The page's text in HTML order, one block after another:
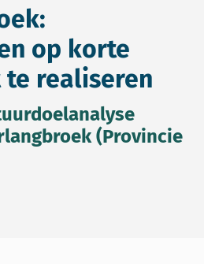
op korte
realiseren
(Provincie